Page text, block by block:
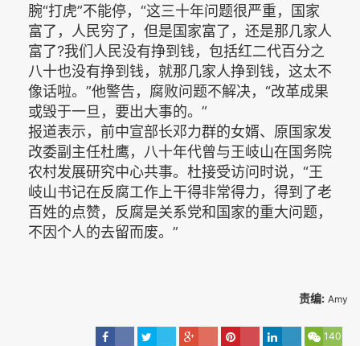
腕“打虎”不能停，“这三十年问题很严重，国家
富了，人民穷了，但是国家富了，还是那几家人
富了?我们人民没有挣到钱，包括红二代百分之
八十也没有挣到钱，就那几家人挣到钱，这太不
像话啦。”他警告，腐败问题不解决，“改革成果
或毁于一旦，要出大事的。”
报道表示，前中宣部长邓力群的女婿、原国家发
改委副主任杜鹰，八十年代曾与王岐山在国务院
农村发展研究中心共事。杜接受访问时说，“王
岐山书记在反腐工作上干得非常得力，得到了老
百姓的点赞，反腐是关系党和国家的重大问题，
不因个人的去留而废。”
责编: Amy
140